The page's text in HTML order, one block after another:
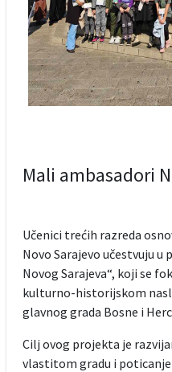
Mali ambasadori
Učenici trećih razreda
Novo Sarajevo učestvuju
Novog Sarajeva“, koji se
kulturno-historijskom
glavnog grada Bosne i
Cilj ovog projekta je
vlastitom gradu i poticanje